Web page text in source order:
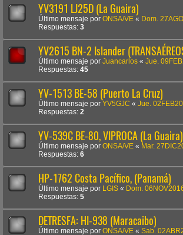
YV3191 LJ25D (La Guaira)
Último mensaje por ONSA/VE « Dom.
Respuestas: 3
YV2615 BN-2 Islander
Último mensaje por Juancarlos « Jue.
Respuestas: 45
YV-1513 BE-58 (Puerto La Cruz)
Último mensaje por YV5GJC « Jue.
Respuestas: 2
YV-539C BE-80, VIPROCA (La Guaira)
Último mensaje por ONSA/VE « Mar.
Respuestas: 6
HP-1762 Costa Pacífico, (Panamá)
Último mensaje por LGIS « Dom.
Respuestas: 5
DETRESFA: HI-938 (Maracaibo)
Último mensaje por ONSA/VE « Sab.